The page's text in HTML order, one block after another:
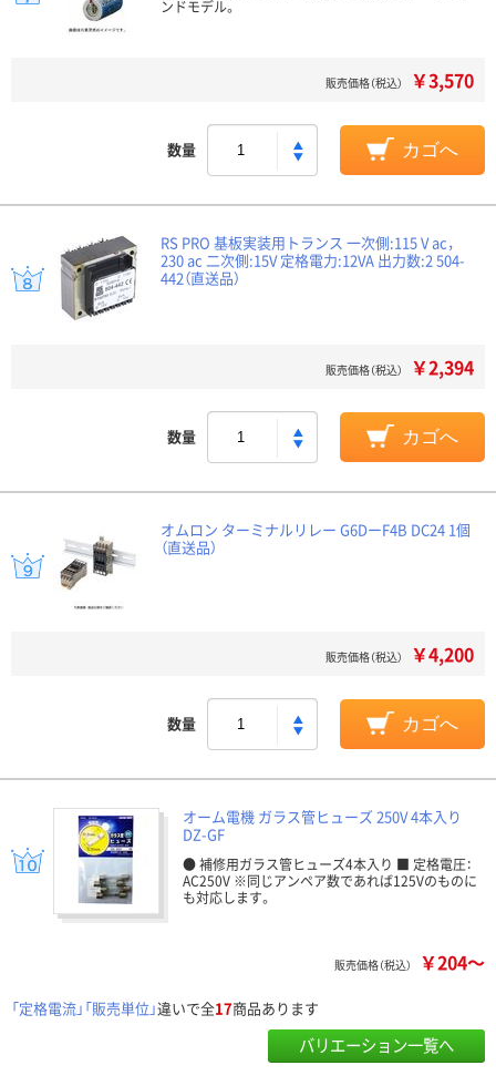
ンドモデル。
販売価格（税込） ￥3,570
数量 カゴへ
RS PRO 基板実装用トランス 一次側:115 V ac，
230 ac 二次側:15V 定格電力:12VA 出力数:2 504-
442（直送品）
販売価格（税込） ￥2,394
数量 カゴへ
オムロン ターミナルリレー G6DーF4B DC24 1個
（直送品）
販売価格（税込） ￥4,200
数量 カゴへ
オーム電機 ガラス管ヒューズ 250V 4本入り
DZ-GF
● 補修用ガラス管ヒューズ4本入り ■ 定格電圧：
AC250V ※同じアンペア数であれば125Vのものに
も対応します。
販売価格（税込） ￥204～
「定格電流」「販売単位」違いで全17商品あります
バリエーション一覧へ